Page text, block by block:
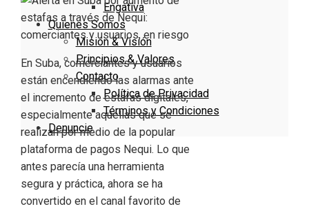
Engativa
Quienes Somos
Misión & Visión
Principios & Valores
Contacto
Política de Privacidad
Términos y Condiciones
Denuncie
En Suba, comerciantes y usuarios
están encendiendo las alarmas ante
el incremento de estafas digitales,
especialmente aquellas que se
realizan por medio de la popular
plataforma de pagos Nequi. Lo que
antes parecía una herramienta
segura y práctica, ahora se ha
convertido en el canal favorito de